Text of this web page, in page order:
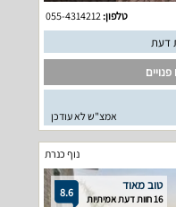
טלפון:055-4314212
דעת
אמצ"ש לא עודכן
נוף כנרת
8.6 טוב מאוד
16 חוות דעת אמיתיות